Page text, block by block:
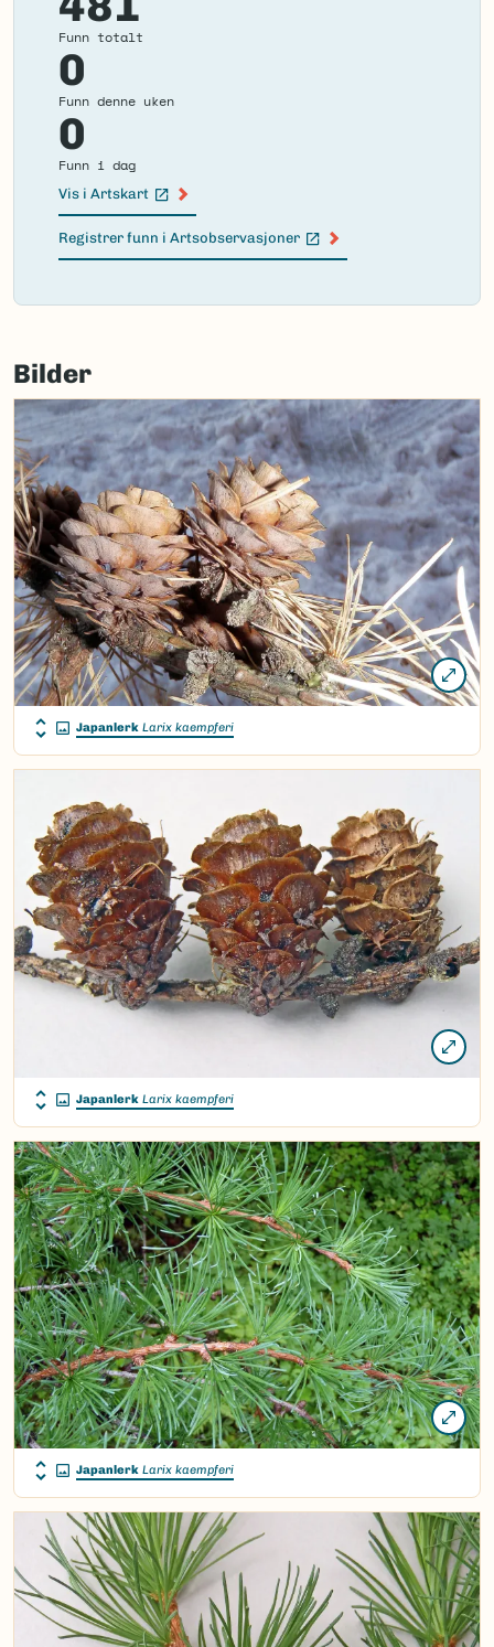
Funn totalt
0
Funn denne uken
0
Funn i dag
Vis i Artskart
(Ekstern lenke)
Registrer funn i Artsobservasjoner
(Ekstern lenke)
Failed
load
map.
Bilder
Japanlerk Larix kaempferi
Japanlerk Larix kaempferi
Japanlerk Larix kaempferi